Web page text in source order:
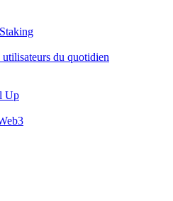
Staking
utilisateurs du quotidien
Up